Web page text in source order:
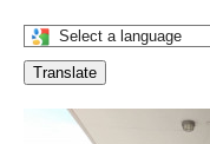
Translate